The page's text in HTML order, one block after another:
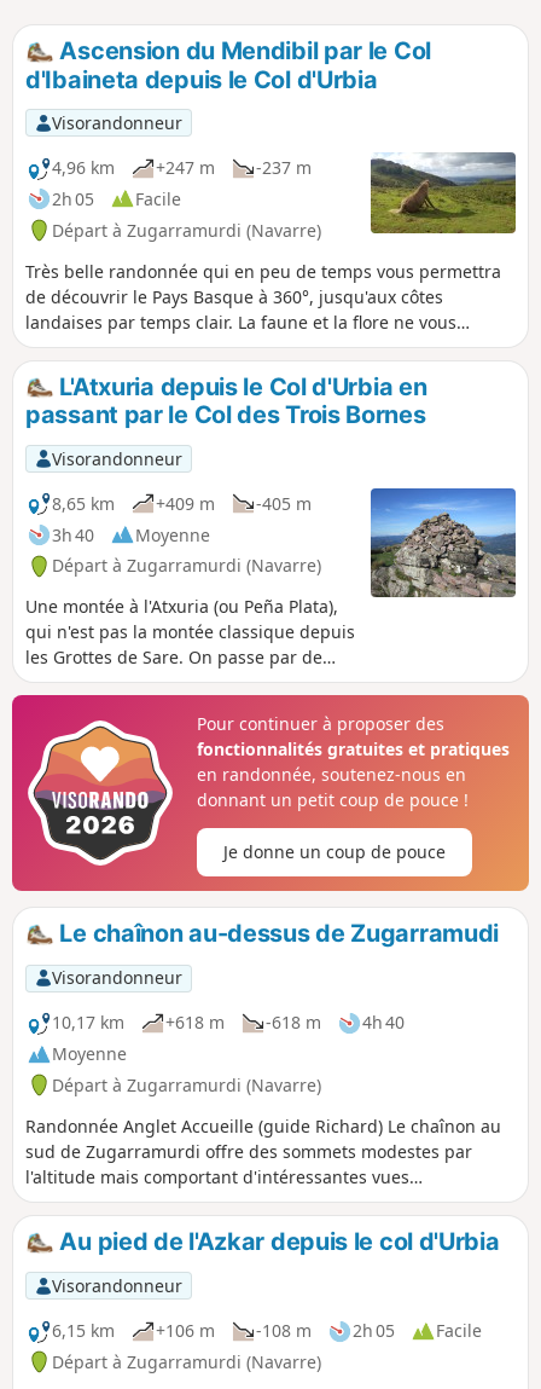
Ascension du Mendibil par le Col
d'Ibaineta depuis le Col d'Urbia
Visorandonneur
4,96 km
+247 m
-237 m
2h 05
Facile
Départ à Zugarramurdi (Navarre)
Très belle randonnée qui en peu de temps vous permettra
de découvrir le Pays Basque à 360°, jusqu'aux côtes
landaises par temps clair. La faune et la flore ne vous
laisseront pas indifférents.
L'Atxuria depuis le Col d'Urbia en
passant par le Col des Trois Bornes
Visorandonneur
8,65 km
+409 m
-405 m
3h 40
Moyenne
Départ à Zugarramurdi (Navarre)
Une montée à l'Atxuria (ou Peña Plata),
qui n'est pas la montée classique depuis
les Grottes de Sare. On passe par de
très beaux sentiers, on découvre des
la frontière avec quelques bornes et on
se trouve souvent au milieu de la forêt.
Pour information IBP = 51
Pour continuer à proposer des
fonctionnalités gratuites et pratiques
en randonnée, soutenez-nous en
donnant un petit coup de pouce !
Je donne un coup de pouce
Le chaînon au-dessus de Zugarramudi
Visorandonneur
10,17 km
+618 m -618 m
4h 40
Moyenne
Départ à Zugarramurdi (Navarre)
Randonnée Anglet Accueille (guide Richard) Le chaînon au
sud de Zugarramurdi offre des sommets modestes par
l'altitude mais comportant d'intéressantes vues
panoramiques. La randonnée du jour, inédite, invite à faire
les courtes ascensions de cinq d'entre eux : Mendibil,
Airagarri, Atxuria, Aizparaz et Arleun.
Au pied de l'Azkar depuis le col d'Urbia
Visorandonneur
6,15 km
+106 m -108 m 2h 05
Facile
Départ à Zugarramurdi (Navarre)